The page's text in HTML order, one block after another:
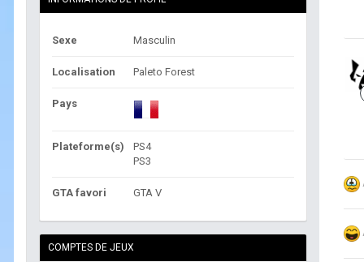
Sexe Masculin
Localisation Paleto Forest
Pays
Plateforme(s)
PS4
PS3
GTA favori GTA V
COMPTES DE JEUX